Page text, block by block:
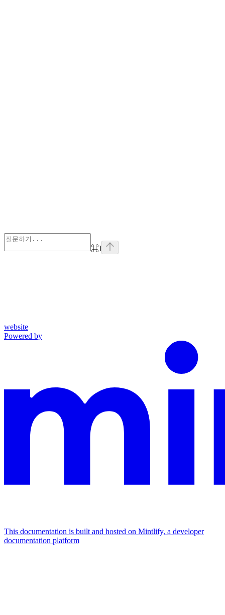
⌘I
website
Powered by
This documentation is built and hosted on Mintlify, a developer
documentation platform